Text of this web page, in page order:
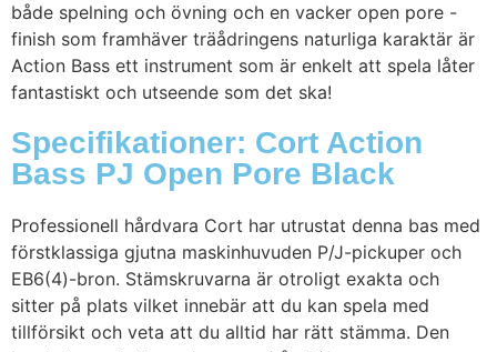
både spelning och övning och en vacker open pore -
finish som framhäver träådringens naturliga karaktär är
Action Bass ett instrument som är enkelt att spela låter
fantastiskt och utseende som det ska!
Specifikationer: Cort Action
Bass PJ Open Pore Black
Professionell hårdvara Cort har utrustat denna bas med
förstklassiga gjutna maskinhuvuden P/J-pickuper och
EB6(4)-bron. Stämskruvarna är otroligt exakta och
sitter på plats vilket innebär att du kan spela med
tillförsikt och veta att du alltid har rätt stämma. Den